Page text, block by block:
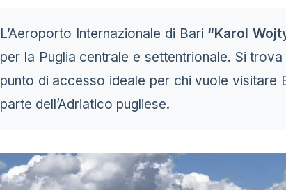
L’Aeroporto Internazionale di Bari “Karol
per la Puglia centrale e settentrionale. Si
punto di accesso ideale per chi vuole visitare
parte dell’Adriatico pugliese.